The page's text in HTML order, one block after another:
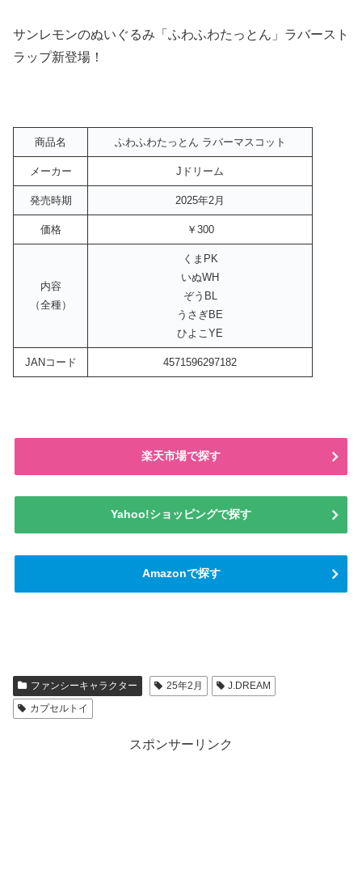
サンレモンのぬいぐるみ「ふわふわたっとん」ラバースト
ラップ新登場！
商品名 ふわふわたっとん ラバーマスコット
メーカー Jドリーム
発売時期 2025年2月
価格 ￥300
内容
（全種）
くまPK
いぬWH
ぞうBL
うさぎBE
ひよこYE
JANコード 4571596297182
楽天市場で探す
Yahoo!ショッピングで探す
Amazonで探す
ファンシーキャラクター 25年2月
J.DREAM
カプセルトイ
スポンサーリンク